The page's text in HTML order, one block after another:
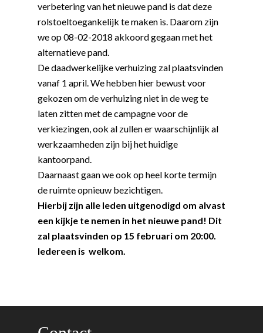
verbetering van het nieuwe pand is dat deze
rolstoeltoegankelijk te maken is. Daarom zijn
we op 08-02-2018 akkoord gegaan met het
alternatieve pand.
De daadwerkelijke verhuizing zal plaatsvinden
vanaf 1 april. We hebben hier bewust voor
gekozen om de verhuizing niet in de weg te
laten zitten met de campagne voor de
verkiezingen, ook al zullen er waarschijnlijk al
werkzaamheden zijn bij het huidige
kantoorpand.
Daarnaast gaan we ook op heel korte termijn
de ruimte opnieuw bezichtigen.
Hierbij zijn alle leden uitgenodigd om alvast
een kijkje te nemen in het nieuwe pand! Dit
zal plaatsvinden op 15 februari om 20:00.
Iedereen is welkom.
Word actief
Democraten!
Agenda
Nieuws en Vacatures
Moties en Politiek
Beginselen
Buitenlandse Zaken &
Democratie &
Duurzaamheid
Economie, Financiën &
Politiek
Internationaal
Politiek Adviseurs
Politieke Werkgroepen
Vereniging
Congressen
Ontwikkeling
Vrienden van de Jonge
Democraten
Afdelingen
Amsterdam
Fryslân
Groningen-Drenthe
Meld je aan!